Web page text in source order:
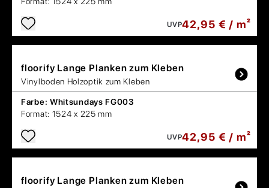
UVP42,95 € / m²
floorify Lange Planken zum Kleben
Vinylboden Holzoptik zum Kleben
Farbe: Whitsundays FG003
Format: 1524 x 225 mm
UVP42,95 € / m²
floorify Lange Planken zum Kleben